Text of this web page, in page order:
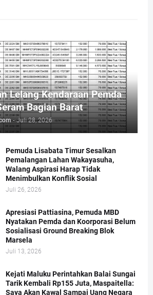
Lelang Kendaraan Pemda
Bagian Barat
- Juli 28, 2026
Pemuda Lisabata Timur Sesalkan
Pemalangan Lahan Wakayasuha,
Walang Aspirasi Harap Tidak
Menimbulkan Konflik Sosial
Juli 26, 2026
Apresiasi Pattiasina, Pemuda MBD
Nyatakan Pemda dan Koorporasi Belum
Sosialisasi Ground Breaking Blok
Marsela
Juli 13, 2026
Kejati Maluku Perintahkan Balai Sungai
Tarik Kembali Rp155 Juta, Maspaitella:
Saya Akan Kawal Sampai Uang Negara